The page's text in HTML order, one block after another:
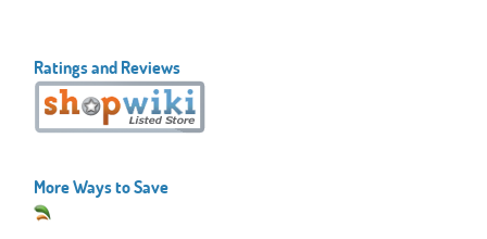
Ratings and Reviews
More Ways to Save